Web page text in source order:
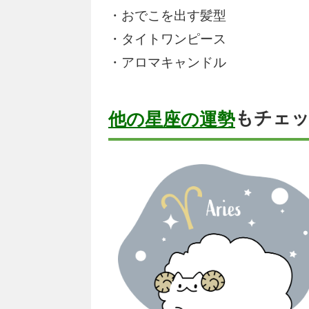
・おでこを出す髪型
・タイトワンピース
・アロマキャンドル
他の星座の運勢もチェ